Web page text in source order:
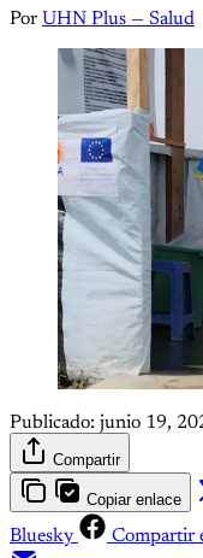
Por UHN Plus — Salud
Publicado: junio 19,
Compartir
Copiar enlace
Bluesky
Compartir